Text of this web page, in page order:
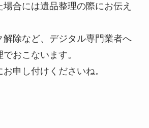
場合には遺品整理の際にお伝え
解除など、デジタル専門業者へ
おこないます。
申し付けくださいね。